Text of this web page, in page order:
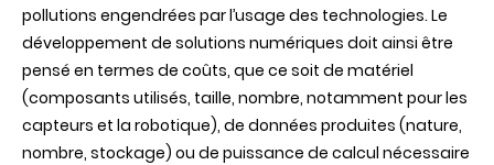
pollutions engendrées par l’usage des technologies. Le
développement de solutions numériques doit ainsi être
pensé en termes de coûts, que ce soit de matériel
(composants utilisés, taille, nombre, notamment pour les
capteurs et la robotique), de données produites (nature,
nombre, stockage) ou de puissance de calcul nécessaire